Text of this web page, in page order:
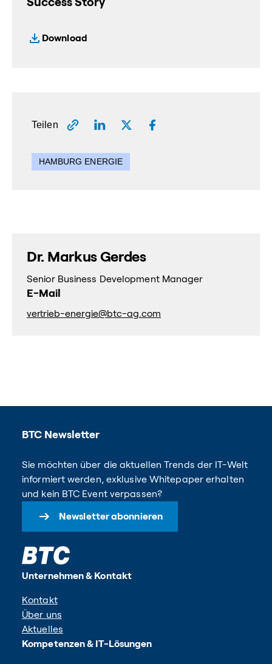
Success Story
Download
Teilen
HAMBURG ENERGIE
Dr. Markus Gerdes
Senior Business Development Manager
E-Mail
vertrieb-energie@btc-ag.com
BTC Newsletter
Sie möchten über die aktuellen Trends der IT-Welt
informiert werden, exklusive Whitepaper erhalten
und kein BTC Event verpassen?
Newsletter abonnieren
Unternehmen & Kontakt
Kontakt
Über uns
Aktuelles
Kompetenzen & IT-Lösungen